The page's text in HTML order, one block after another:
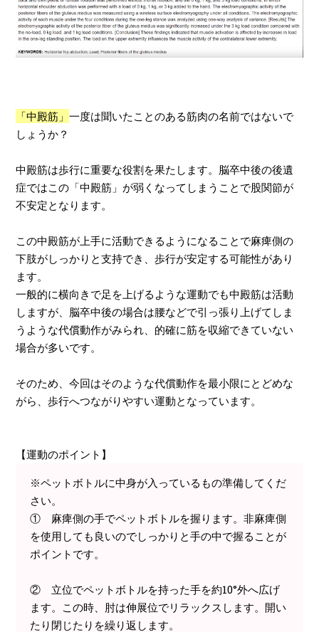
「中殿筋」一度は聞いたことのある筋肉の名前ではないで
しょうか？
中殿筋は歩行に重要な役割を果たします。脳卒中後の後遺
症ではこの「中殿筋」が弱くなってしまうことで股関節が
不安定となります。
この中殿筋が上手に活動できるようになることで麻痺側の
下肢がしっかりと支持でき、歩行が安定する可能性があり
ます。
一般的に横向きで足を上げるような運動でも中殿筋は活動
しますが、脳卒中後の場合は腰などで引っ張り上げてしま
うような代償動作がみられ、的確に筋を収縮できていない
場合が多いです。
そのため、今回はそのような代償動作を最小限にとどめな
がら、歩行へつながりやすい運動となっています。
【運動のポイント】
※ペットボトルに中身が入っているもの準備してくだ
さい。
① 麻痺側の手でペットボトルを握ります。非麻痺側
を使用しても良いのでしっかりと手の中で握ることが
ポイントです。
② 立位でペットボトルを持った手を約10°外へ広げ
ます。この時、肘は伸展位でリラックスします。開い
たり閉じたりを繰り返します。